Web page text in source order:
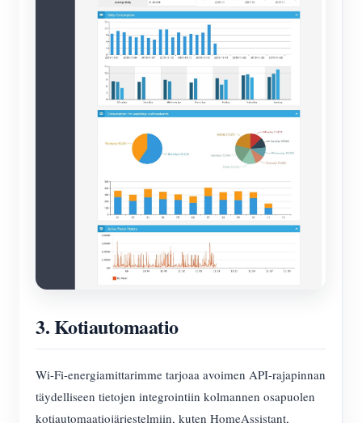
3. Kotiautomaatio
Wi-Fi-energiamittarimme tarjoaa avoimen API-rajapinnan
täydelliseen tietojen integrointiin kolmannen osapuolen
kotiautomaatiojärjestelmiin, kuten HomeAssistant,